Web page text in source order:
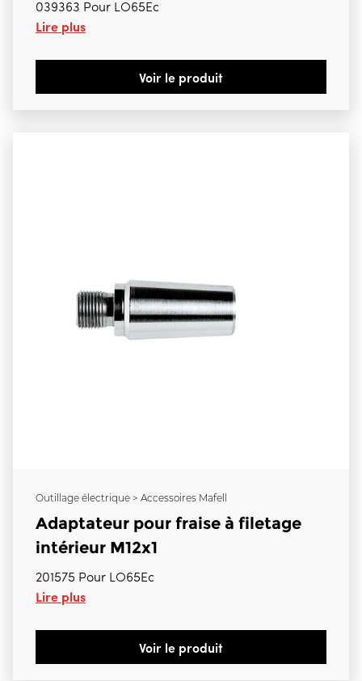
039363 Pour LO65Ec
Lire plus
Voir le produit
Outillage électrique > Accessoires Mafell
Adaptateur pour fraise à filetage
intérieur M12x1
201575 Pour LO65Ec
Lire plus
Voir le produit